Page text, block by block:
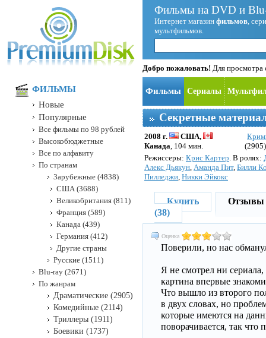
Фильмы на DVD и
Интернет магазин фильмов,
мультфильмов.
Добро пожаловать! Для просмотра
Фильмы Сериалы
Секретные
2008 г.
США,
Канада, 104 мин.
Режисcеры: Крис Картер. В ролях:
Алекс Дьякун, Аманда Пит, Билли
Пилледжи, Никки Эйкокс
Купить
Отзывы
(38)
Оценка
Поверили, но нас
Я не смотрел ни
картина впервые
Что вышло из второго
в двух словах, но
которые имеются на
поворачивается, так
ФИЛЬМЫ
Новые
Популярные
Все фильмы по 98 рублей
Высокобюджетные
Все по алфавиту
По странам
Зарубежные (4838)
США (3688)
Великобритания (811)
Франция (589)
Канада (439)
Германия (412)
Другие страны
Русские (1511)
Blu-ray (2671)
По жанрам
Драматические (2905)
Комедийные (2114)
Триллеры (1911)
Боевики (1737)